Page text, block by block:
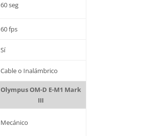
60 seg
60 fps
Sí
Cable o Inalámbrico
Olympus OM-D E-M1 Mark
III
Mecánico